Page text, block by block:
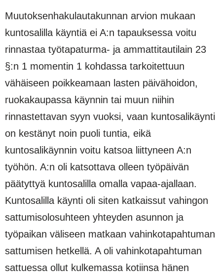
Muutoksenhakulautakunnan arvion mukaan
kuntosalilla käyntiä ei A:n tapauksessa voitu
rinnastaa työtapaturma- ja ammattitautilain 23
§:n 1 momentin 1 kohdassa tarkoitettuun
vähäiseen poikkeamaan lasten päivähoidon,
ruokakaupassa käynnin tai muun niihin
rinnastettavan syyn vuoksi, vaan kuntosalikäynti
on kestänyt noin puoli tuntia, eikä
kuntosalikäynnin voitu katsoa liittyneen A:n
työhön. A:n oli katsottava olleen työpäivän
päätyttyä kuntosalilla omalla vapaa-ajallaan.
Kuntosalilla käynti oli siten katkaissut vahingon
sattumisolosuhteen yhteyden asunnon ja
työpaikan väliseen matkaan vahinkotapahtuman
sattumisen hetkellä. A oli vahinkotapahtuman
sattuessa ollut kulkemassa kotiinsa hänen